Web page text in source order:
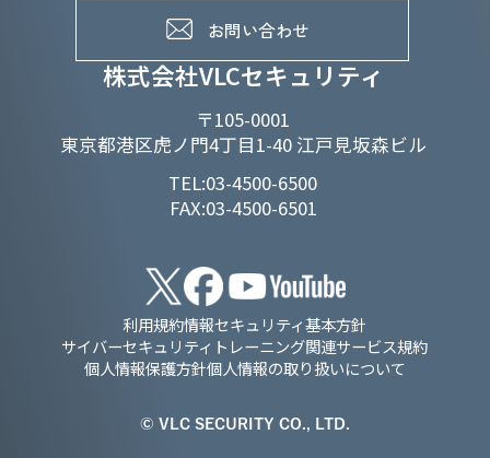
株式会社VLCセキュリティ
〒105-0001
東京都港区虎ノ門4丁目1-40 江戸見坂森ビル
TEL:03-4500-6500
FAX:03-4500-6501
お問い合わせ
利用規約情報セキュリティ基本方針
サイバーセキュリティトレーニング関連サービス規約
個人情報保護方針個人情報の取り扱いについて
© VLC SECURITY CO., LTD.